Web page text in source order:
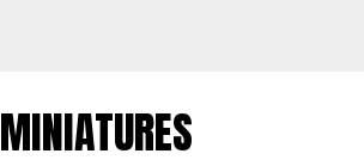
MINIATURES